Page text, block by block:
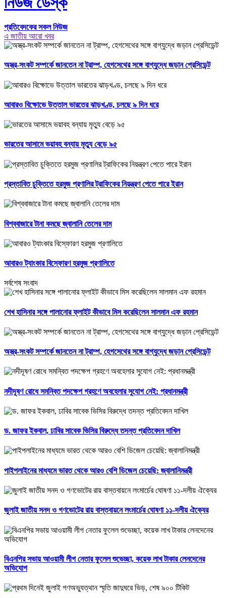
প্রতিবেদকের সকল নিউজ
এ জাতীয় আরো খবর
অস্ত্র-সংকট সম্পর্কে জানতেন না ট্রাম্প, হেগসেথের সঙ্গে বাগ্‌যুদ্ধে জড়ান প্রেসিডেন্ট
আবারও বিক্ষোভে উত্তাল ভারতের ঝাড়খণ্ড, চলছে ৯ দিন ধরে
ভারতের আসামে ভয়াবহ বন্যায় মৃত্যু বেড়ে ৯৫
প্রস্তাবিত চুক্তিতে হরমুজ প্রণালির ট্রাফিকের নিয়ন্ত্রণ পেতে পারে ইরান
বিশ্ববাজারে টানা কমছে জ্বালানি তেলের দাম
আবারও ট্যাংকার বিস্ফোরণ হরমুজ প্রণালিতে
সর্বশেষ সংবাদ
শেখ হাসিনার সঙ্গে পালানোর ফ্লাইট কীভাবে মিস করেছিলেন সালমান এফ রহমান
অস্ত্র-সংকট সম্পর্কে জানতেন না ট্রাম্প, হেগসেথের সঙ্গে বাগ্‌যুদ্ধে জড়ান প্রেসিডেন্ট
নদীদূষণ রোধে সমন্বিত পদক্ষেপ গ্রহণে অবহেলার সুযোগ নেই: প্রধানমন্ত্রী
ড. জাফর ইকবাল, ঢাবির সাবেক ভিসির বিরুদ্ধে তদন্ত প্রতিবেদন দাখিল
পাইপলাইনের মাধ্যমে ভারত থেকে আরও বেশি ডিজেল চেয়েছি: জ্বালানিমন্ত্রী
জুলাই জাতীয় সনদ ও গণভোটের রায় বাস্তবায়নে লংমার্চের ঘোষণা ১১-দলীয় ঐক্যের
বিএনপির সভায় আওয়ামী লীগ নেতার ফুলেল শুভেচ্ছা, কয়েক লাখ টাকার লেনদেনের
অভিযোগ